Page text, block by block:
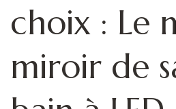
choix : Le
miroir de